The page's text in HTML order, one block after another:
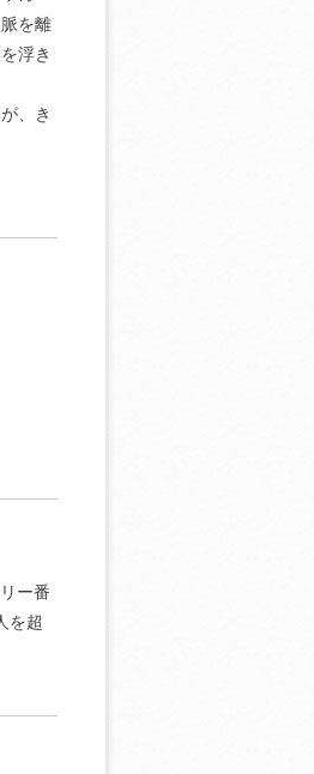
を離
浮き
、き
ー番
を超